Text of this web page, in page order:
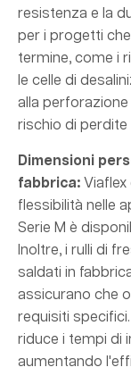
resistenza e la
per i progetti
termine, come i
le celle di
alla perforazione
rischio di
Dimensioni
fabbrica:
flessibilità nelle
Serie M è
Inoltre, i rulli di
saldati in
assicurano che
requisiti
riduce i tempi di
aumentando